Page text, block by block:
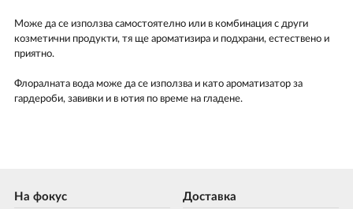
Може да се използва самостоятелно или в комбинация с други
козметични продукти, тя ще ароматизира и подхрани, естествено и
приятно.
Флоралната вода може да се използва и като ароматизатор за
гардероби, завивки и в ютия по време на гладене.
На фокус Доставка